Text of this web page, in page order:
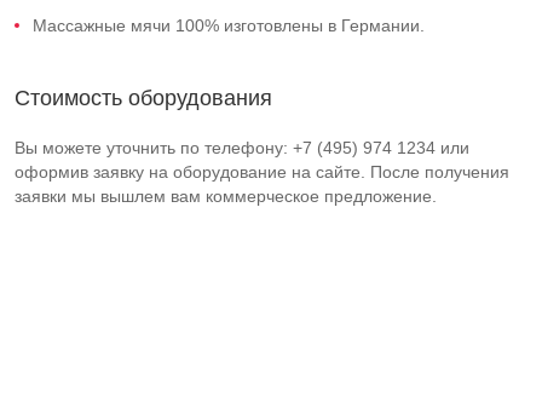
Массажные мячи 100% изготовлены в Германии.
Стоимость оборудования
Вы можете уточнить по телефону: +7 (495) 974 1234 или
оформив заявку на оборудование на сайте. После получения
заявки мы вышлем вам коммерческое предложение.